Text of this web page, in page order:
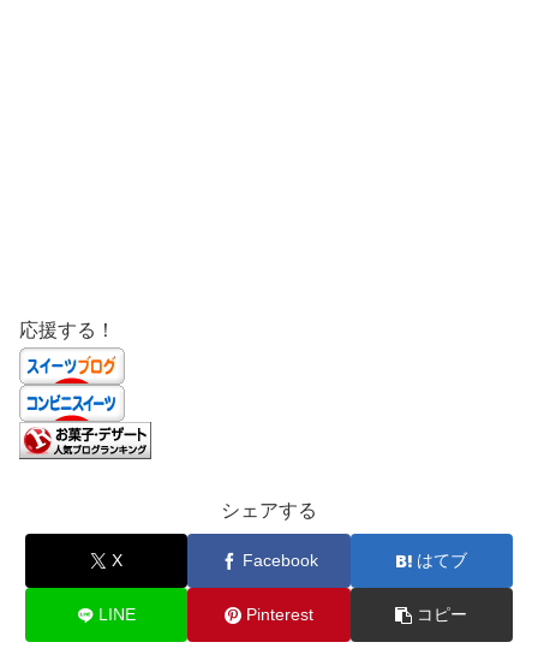
応援する！
シェアする
X Facebook はてブ
LINE Pinterest コピー